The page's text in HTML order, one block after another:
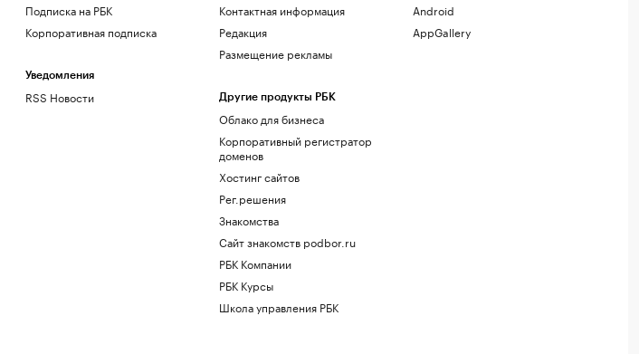
Подписка на РБК
Корпоративная подписка
Уведомления
RSS Новости
Контактная информация
Редакция
Размещение рекламы
Другие продукты РБК
Облако для бизнеса
Корпоративный регистратор
доменов
Хостинг сайтов
Рег.решения
Знакомства
Сайт знакомств podbor.ru
РБК Компании
РБК Курсы
Школа управления РБК
Android
AppGallery